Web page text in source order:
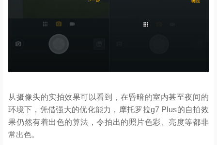
从摄像头的实拍效果可以看到，在昏暗的室内甚至夜间的
环境下，凭借强大的优化能力，摩托罗拉g7 Plus的自拍效
果仍然有着出色的算法，令拍出的照片色彩、亮度等都非
常出色。